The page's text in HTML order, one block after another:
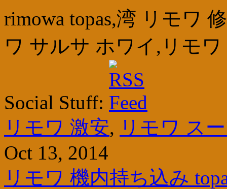
rimowa topas,湾 リモワ
ワ サルサ ホワイ,リモ
Social Stuff:
リモワ 激安, リモワ ス
Oct 13, 2014
リモワ 機内持ち込み